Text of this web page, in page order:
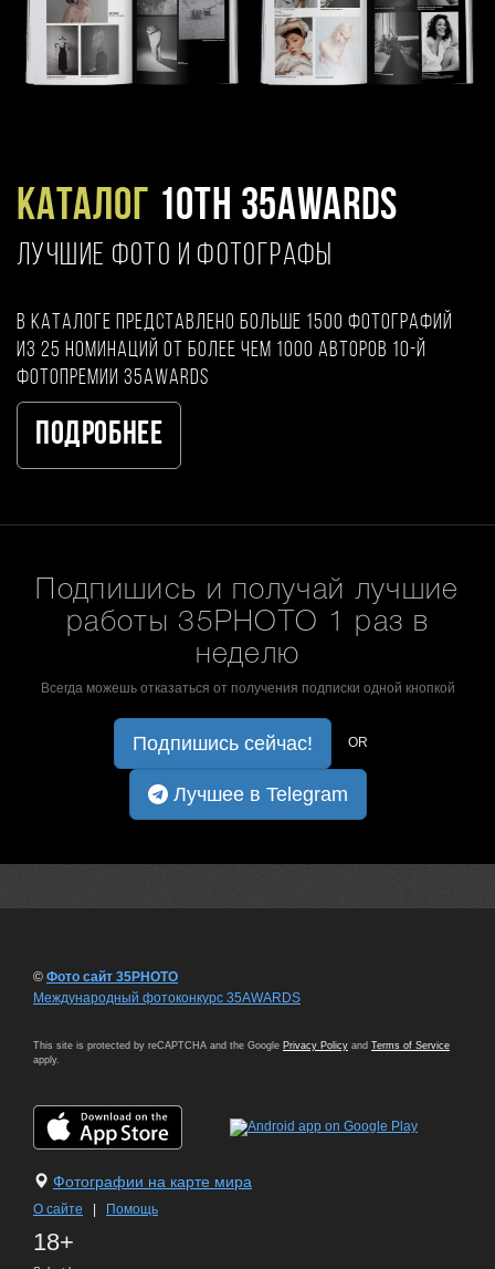
Каталог 10TH 35AWARDS
ЛУЧШИЕ ФОТО И ФОТОГРАФЫ
В каталоге представлено больше 1500 фотографий
из 25 номинаций от более чем 1000 авторов 10-й
фотопремии 35AWARDS
Подробнее
Подпишись и получай лучшие
работы 35PHOTO 1 раз в
неделю
Всегда можешь отказаться от получения подписки одной кнопкой
Подпишись сейчас! OR
Лучшее в Telegram
© Фото сайт 35PHOTO
Международный фотоконкурс 35AWARDS
This site is protected by reCAPTCHA and the Google Privacy Policy and Terms of Service
apply.
Фотографии на карте мира
О сайте Помощь
18+